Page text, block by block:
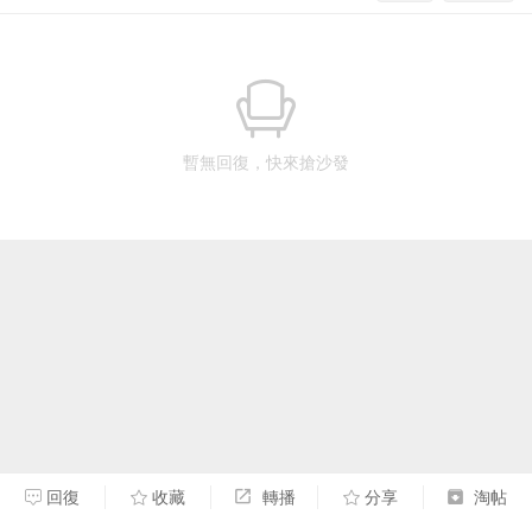
暫無回復，快來搶沙發
回復 收藏 轉播 分享 淘帖